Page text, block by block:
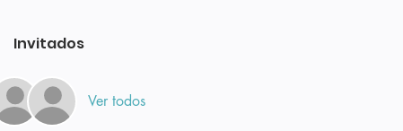
Invitados
Ver todos